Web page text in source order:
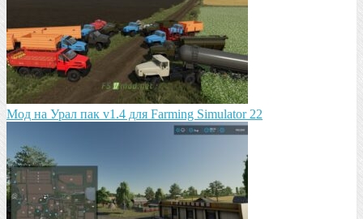
Мод на Урал пак v1.4 для Farming Simulator 22